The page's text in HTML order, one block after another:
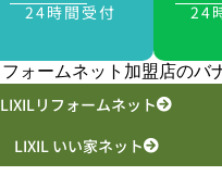
24時間受付 24
LIXILリフォームネット
LIXIL いい家ネット